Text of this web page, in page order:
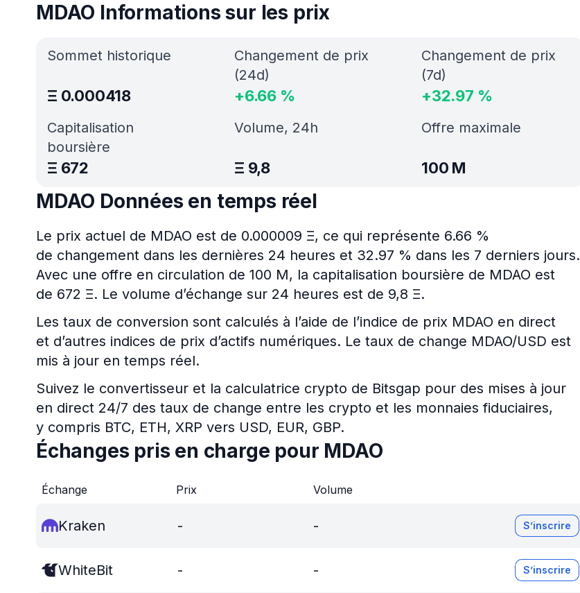
MDAO Informations sur les prix
Sommet historique
Ξ 0.000418
Capitalisation
boursière
Ξ 672
Changement de prix
(24d)
+6.66 %
Changement de prix
(7d)
+32.97 %
Volume, 24h
Ξ 9,8
Offre maximale
100 M
MDAO Données en temps réel
Le prix actuel de MDAO est de 0.000009 Ξ, ce qui représente 6.66 %
de changement dans les dernières 24 heures et 32.97 % dans les 7 derniers jours.
Avec une offre en circulation de 100 M, la capitalisation boursière de MDAO est
de 672 Ξ. Le volume d’échange sur 24 heures est de 9,8 Ξ.
Les taux de conversion sont calculés à l’aide de l’indice de prix MDAO en direct
et d’autres indices de prix d’actifs numériques. Le taux de change MDAO/USD est
mis à jour en temps réel.
Suivez le convertisseur et la calculatrice crypto de Bitsgap pour des mises à jour
en direct 24/7 des taux de change entre les crypto et les monnaies fiduciaires,
y compris BTC, ETH, XRP vers USD, EUR, GBP.
Échanges pris en charge pour MDAO
Échange Prix Volume
Kraken - - S’inscrire
WhiteBit - - S’inscrire